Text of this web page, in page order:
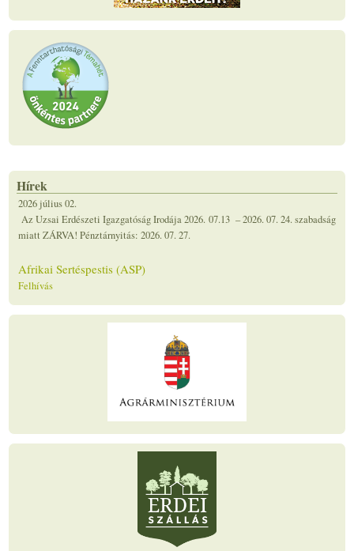
Hírek
Tájékoztatás
2026 július 02.
miatt ZÁRVA! Pénztárnyitás: 2026. 07. 27.
Afrikai Sertéspestis (ASP)
Felhívás
Tájékoztató az Afrikai Sertéspestisről (ASP) Az afrikai sertéspestis (ASP) a
házi sertések és vaddisznók vírusos megbetegedése. Emberre nem veszélyes,